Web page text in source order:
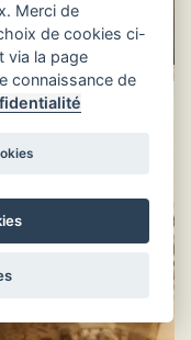
Palais Via Capitano
Bocchieri
Merci de
de cookies ci-
via la page
connaissance de